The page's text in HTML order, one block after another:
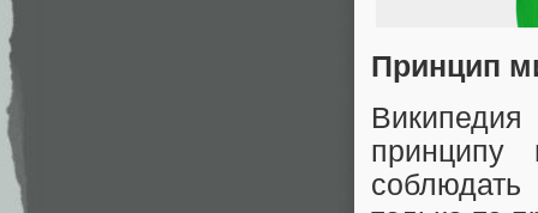
Принцип
принципу